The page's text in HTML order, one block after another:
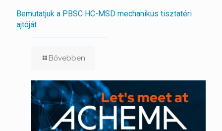
Bemutatjuk a PBSC HC-MSD mechanikus tisztatéri
ajtóját
Bővebben